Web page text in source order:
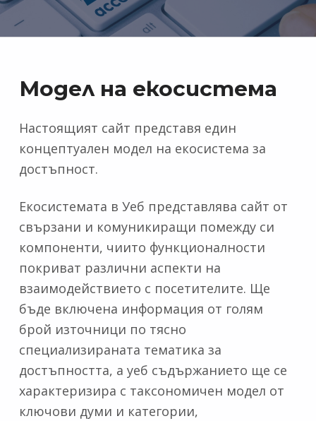
Модел на екосистема
Настоящият сайт представя един
концептуален модел на екосистема за
достъпност.
Екосистемата в Уеб представлява сайт от
свързани и комуникиращи помежду си
компоненти, чиито функционалности
покриват различни аспекти на
взаимодействието с посетителите. Ще
бъде включена информация от голям
брой източници по тясно
специализираната тематика за
достъпността, а уеб съдържанието ще се
характеризира с таксономичен модел от
ключови думи и категории,